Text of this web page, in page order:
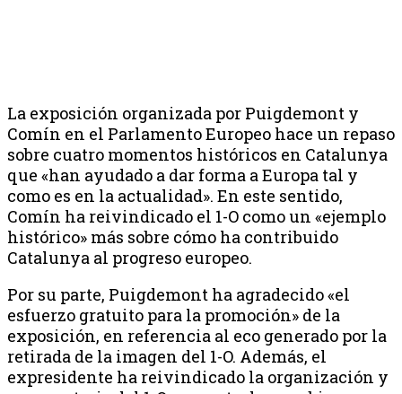
La exposición organizada por Puigdemont y
Comín en el Parlamento Europeo hace un repaso
sobre cuatro momentos históricos en Catalunya
que «han ayudado a dar forma a Europa tal y
como es en la actualidad». En este sentido,
Comín ha reivindicado el 1-O como un «ejemplo
histórico» más sobre cómo ha contribuido
Catalunya al progreso europeo.
Por su parte, Puigdemont ha agradecido «el
esfuerzo gratuito para la promoción» de la
exposición, en referencia al eco generado por la
retirada de la imagen del 1-O. Además, el
expresidente ha reivindicado la organización y